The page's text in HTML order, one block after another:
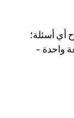
أي أسئلة؛
واحدة -